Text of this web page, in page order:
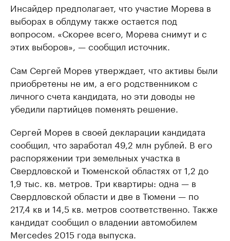
Инсайдер предполагает, что участие Морева в
выборах в облдуму также остается под
вопросом. «Скорее всего, Морева снимут и с
этих выборов», — сообщил источник.
Сам Сергей Морев утверждает, что активы были
приобретены не им, а его родственником с
личного счета кандидата, но эти доводы не
убедили партийцев поменять решение.
Сергей Морев в своей декларации кандидата
сообщил, что заработал 49,2 млн рублей. В его
распоряжении три земельных участка в
Свердловской и Тюменской областях от 1,2 до
1,9 тыс. кв. метров. Три квартиры: одна — в
Свердловской области и две в Тюмени — по
217,4 кв и 14,5 кв. метров соответственно. Также
кандидат сообщил о владении автомобилем
Mercedes 2015 года выпуска.